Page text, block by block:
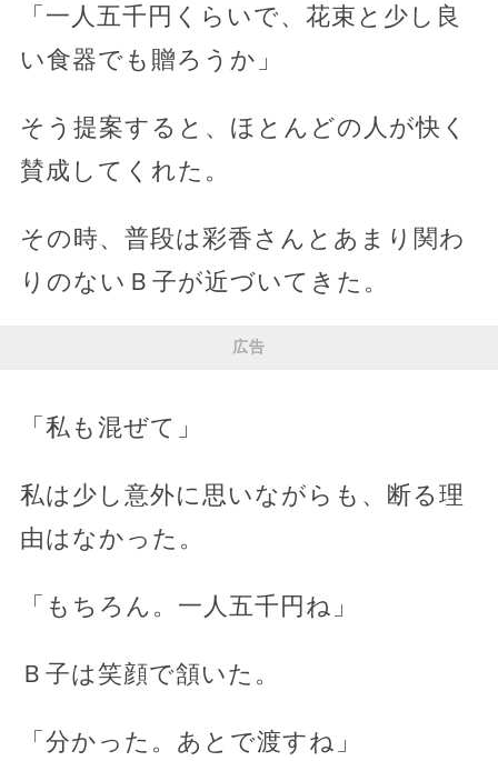
「一人五千円くらいで、花束と少し良
い食器でも贈ろうか」
そう提案すると、ほとんどの人が快く
賛成してくれた。
その時、普段は彩香さんとあまり関わ
りのないＢ子が近づいてきた。
広告
「私も混ぜて」
私は少し意外に思いながらも、断る理
由はなかった。
「もちろん。一人五千円ね」
Ｂ子は笑顔で頷いた。
「分かった。あとで渡すね」